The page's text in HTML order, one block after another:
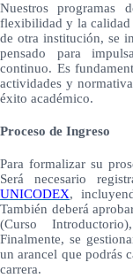
Nuestros programas
flexibilidad y la calidad
de otra institución, se
pensado para
continuo. Es
actividades y
éxito académico.
Proceso de Ingreso
Para formalizar su
Será necesario
UNICODEX,
También deberá
(Curso
Finalmente, se
un arancel que podrás
carrera.